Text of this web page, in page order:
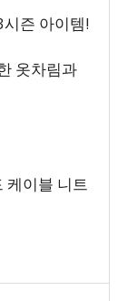
즌 아이템!
옷차림과
케이블 니트